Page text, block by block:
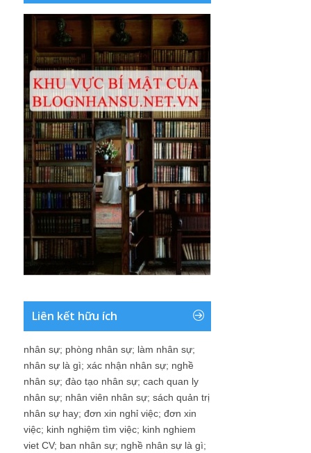
Liên kết hữu ích
nhân sự; phòng nhân sự; làm nhân sự;
nhân sự là gì; xác nhận nhân sự; nghề
nhân sự; đào tạo nhân sự; cach quan ly
nhân sự; nhân viên nhân sự; sách quản trị
nhân sự hay; đơn xin nghỉ việc; đơn xin
việc; kinh nghiệm tìm việc; kinh nghiem
viet CV; ban nhân sự; nghề nhân sự là gì;